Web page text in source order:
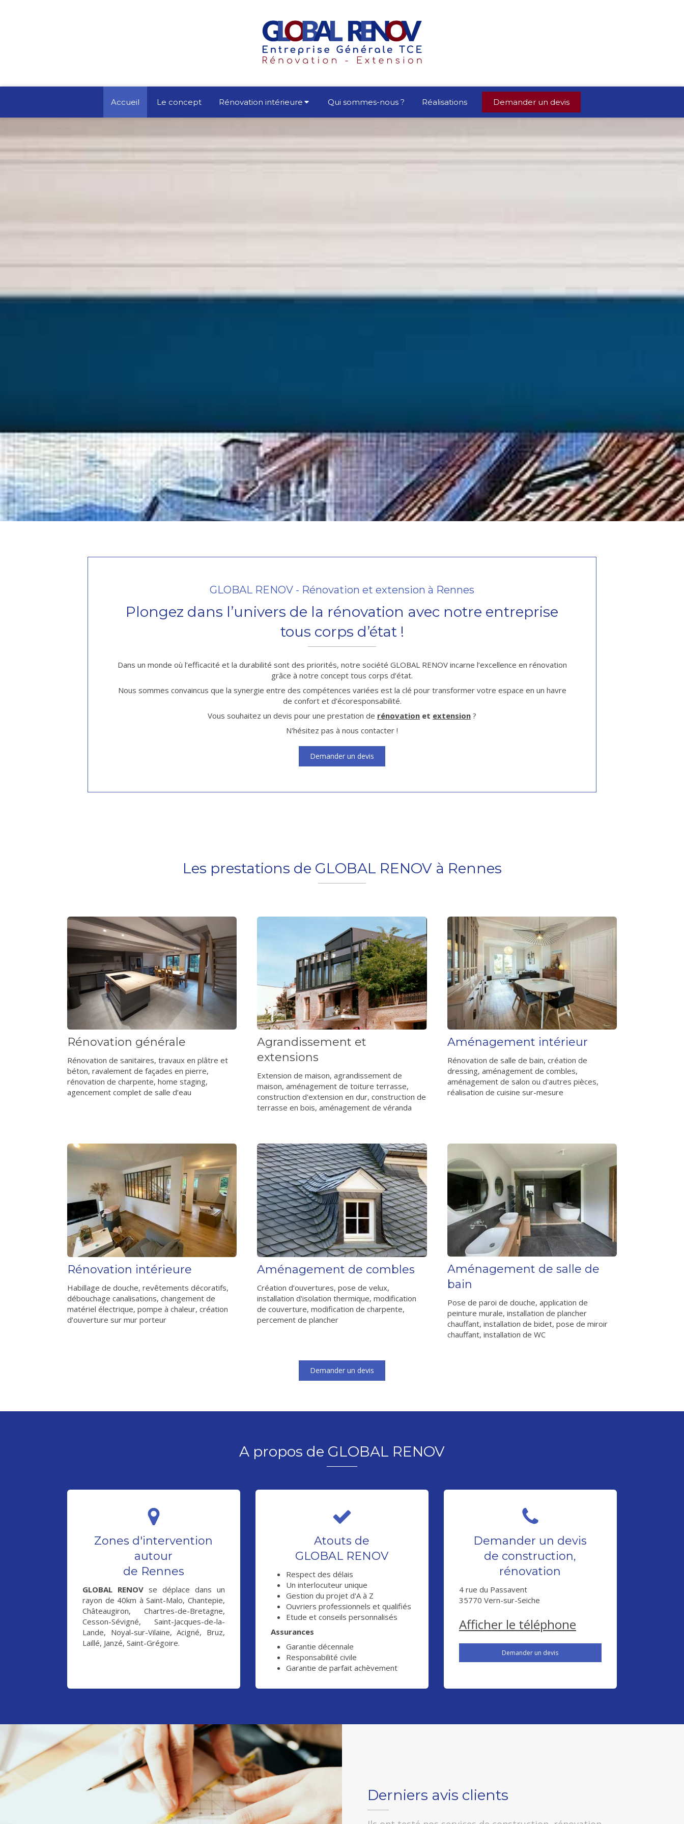
Accueil Le concept Rénovation intérieure Qui sommes-nous ? Réalisations Demander un devis
GLOBAL RENOV - Rénovation et extension à Rennes
Plongez dans l’univers de la rénovation avec notre entreprise
tous corps d’état !
Dans un monde où l’efficacité et la durabilité sont des priorités, notre société GLOBAL RENOV incarne l’excellence en rénovation
grâce à notre concept tous corps d’état.
Nous sommes convaincus que la synergie entre des compétences variées est la clé pour transformer votre espace en un havre
de confort et d’écoresponsabilité.
Vous souhaitez un devis pour une prestation de rénovation et extension ?
N'hésitez pas à nous contacter !
Demander un devis
Les prestations de GLOBAL RENOV à Rennes
Rénovation générale
Rénovation de sanitaires, travaux en plâtre et
béton, ravalement de façades en pierre,
rénovation de charpente, home staging,
agencement complet de salle d’eau
Agrandissement et
extensions
Extension de maison, agrandissement de
maison, aménagement de toiture terrasse,
construction d'extension en dur, construction de
terrasse en bois, aménagement de véranda
Aménagement intérieur
Rénovation de salle de bain, création de
dressing, aménagement de combles,
aménagement de salon ou d'autres pièces,
réalisation de cuisine sur-mesure
Rénovation intérieure
Habillage de douche, revêtements décoratifs,
débouchage canalisations, changement de
matériel électrique, pompe à chaleur, création
d’ouverture sur mur porteur
Aménagement de combles
Création d’ouvertures, pose de velux,
installation d'isolation thermique, modification
de couverture, modification de charpente,
percement de plancher
Aménagement de salle de
bain
Pose de paroi de douche, application de
peinture murale, installation de plancher
chauffant, installation de bidet, pose de miroir
chauffant, installation de WC
Demander un devis
A propos de GLOBAL RENOV
Zones d'intervention
autour
de Rennes
GLOBAL RENOV se déplace dans un
rayon de 40km à Saint-Malo, Chantepie,
Châteaugiron, Chartres-de-Bretagne,
Cesson-Sévigné, Saint-Jacques-de-la-
Lande, Noyal-sur-Vilaine, Acigné, Bruz,
Laillé, Janzé, Saint-Grégoire.
Atouts de
GLOBAL RENOV
Respect des délais
Un interlocuteur unique
Gestion du projet d'A à Z
Ouvriers professionnels et qualifiés
Etude et conseils personnalisés
Assurances
Garantie décennale
Responsabilité civile
Garantie de parfait achèvement
Demander un devis
de construction,
rénovation
4 rue du Passavent
35770 Vern-sur-Seiche
Afficher le téléphone
Demander un devis
Derniers avis clients